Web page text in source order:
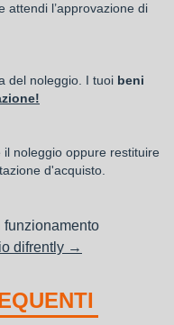
attendi l’approvazione di
del noleggio. I tuoi beni
noleggio oppure restituire
d'acquisto.
funzionamento
difrently →